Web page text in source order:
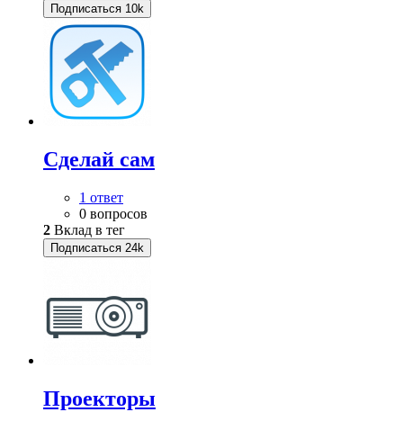
Подписаться 10k
Сделай сам
1 ответ
0 вопросов
2 Вклад в тег
Подписаться 24k
Проекторы